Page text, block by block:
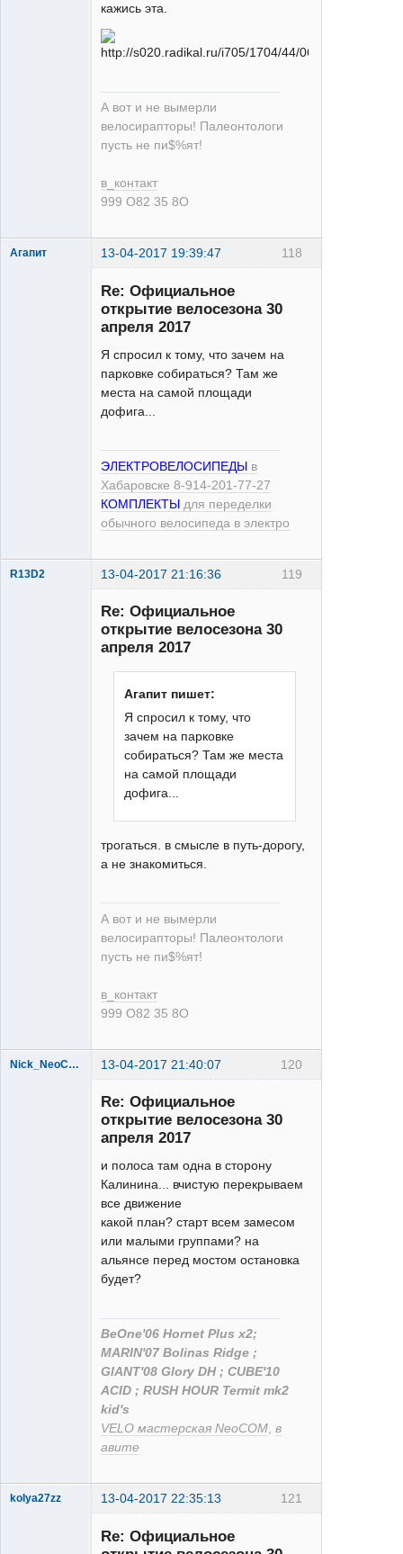
кажись эта.
А вот и не вымерли
велосирапторы! Палеонтологи
пусть не пи$%ят!
в_контакт
999 О82 35 8О
118
Агапит 13-04-2017 19:39:47
ЭлектроЧелосипед
Re: Официальное
открытие велосезона 30
апреля 2017
Я спросил к тому, что зачем на
парковке собираться? Там же
места на самой площади
дофига...
ЭЛЕКТРОВЕЛОСИПЕДЫ в
Хабаровске 8-914-201-77-27
КОМПЛЕКТЫ для переделки
обычного велосипеда в электро
119
R13D2 13-04-2017 21:16:36
Re: Официальное
открытие велосезона 30
апреля 2017
Агапит пишет:
Я спросил к тому, что
зачем на парковке
собираться? Там же места
на самой площади
дофига...
трогаться. в смысле в путь-дорогу,
а не знакомиться.
А вот и не вымерли
велосирапторы! Палеонтологи
пусть не пи$%ят!
в_контакт
999 О82 35 8О
120
Nick_NeoCOM 13-04-2017 21:40:07
Re: Официальное
открытие велосезона 30
апреля 2017
и полоса там одна в сторону
Калинина... вчистую перекрываем
все движение
какой план? старт всем замесом
или малыми группами? на
альянсе перед мостом остановка
будет?
BeOne'06 Hornet Plus x2;
MARIN'07 Bolinas Ridge ;
GIANT'08 Glory DH ; CUBE'10
ACID ; RUSH HOUR Termit mk2
kid's
VELO мастерская NeoCOM, в
авите
121
kolya27zz 13-04-2017 22:35:13
Re: Официальное